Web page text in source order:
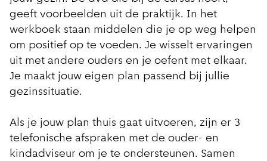
geeft voorbeelden uit de praktijk. In het
werkboek staan middelen die je op weg helpen
om positief op te voeden. Je wisselt ervaringen
uit met andere ouders en je oefent met elkaar.
Je maakt jouw eigen plan passend bij jullie
gezinssituatie.
Als je jouw plan thuis gaat uitvoeren, zijn er 3
telefonische afspraken met de ouder- en
kindadviseur om je te ondersteunen. Samen